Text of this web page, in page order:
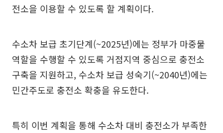
전소을 이용할 수 있도록 할 계획이다.
수소차 보급 초기단계(~2025년)에는 정부가 마중물
역할을 수행할 수 있도록 거점지역 중심으로 충전소
구축을 지원하고, 수소차 보급 성숙기(~2040년)에는
민간주도로 충전소 확충을 유도한다.
특히 이번 계획을 통해 수소차 대비 충전소가 부족한